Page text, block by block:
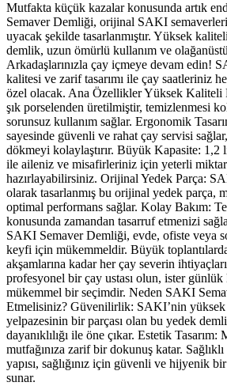
Mutfakta küçük kazalar konusunda artık
Semaver Demliği, orijinal SAKI
uyacak şekilde tasarlanmıştır. Yüksek
demlik, uzun ömürlü kullanım ve olağanüstü
Arkadaşlarınızla çay içmeye devam edin!
kalitesi ve zarif tasarımı ile çay saatleriniz
özel olacak. Ana Özellikler Yüksek Kaliteli
şık porselenden üretilmiştir, temizlenmesi
sorunsuz kullanım sağlar. Ergonomik
sayesinde güvenli ve rahat çay servisi sağlar,
dökmeyi kolaylaştırır. Büyük Kapasite: 1,2
ile aileniz ve misafirleriniz için yeterli
hazırlayabilirsiniz. Orijinal Yedek Parça:
olarak tasarlanmış bu orijinal yedek parça,
optimal performans sağlar. Kolay Bakım:
konusunda zamandan tasarruf etmenizi
SAKI Semaver Demliği, evde, ofiste veya
keyfi için mükemmeldir. Büyük
akşamlarına kadar her çay severin
profesyonel bir çay ustası olun, ister günlük
mükemmel bir seçimdir. Neden SAKI
Etmelisiniz? Güvenilirlik: SAKI’nin
yelpazesinin bir parçası olan bu yedek
dayanıklılığı ile öne çıkar. Estetik Tasarım:
mutfağınıza zarif bir dokunuş katar.
yapısı, sağlığınız için güvenli ve hijyenik
sunar.